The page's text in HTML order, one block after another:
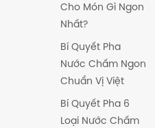
Cho Món Gì Ngon
Nhất?
Bí Quyết Pha
Nước Chấm Ngon
Chuẩn Vị Việt
Bí Quyết Pha 6
Loại Nước Chấm